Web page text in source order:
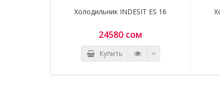
Холодильник INDESIT ES 16
24580 сом
Купить